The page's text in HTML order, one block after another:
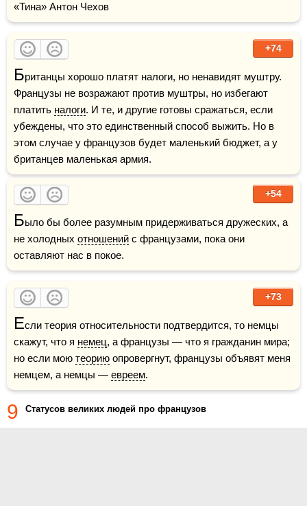
«Тина» Антон Чехов
+74
Британцы хорошо платят налоги, но ненавидят муштру.
Французы не возражают против муштры, но избегают
платить налоги. И те, и другие готовы сражаться, если
убеждены, что это единственный способ выжить. Но в
этом случае у французов будет маленький бюджет, а у
британцев маленькая армия.
+54
Было бы более разумным придерживаться дружеских, а
не холодных отношений с французами, пока они
оставляют нас в покое.
+73
Если теория относительности подтвердится, то немцы
скажут, что я немец, а французы — что я гражданин мира;
но если мою теорию опровергнут, французы объявят меня
немцем, а немцы — евреем.
9 Статусов великих людей про французов